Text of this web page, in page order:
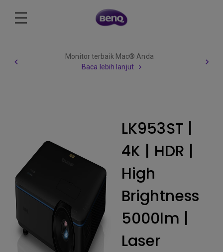
Monitor terbaik Mac® Anda
Baca lebih lanjut
LK953ST |
4K | HDR |
High
Brightness
5000lm |
Laser